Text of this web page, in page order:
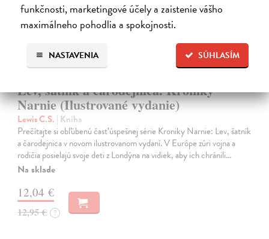
funkčnosti, marketingové účely a zaistenie vášho
maximálneho pohodlia a spokojnosti.
SÚHLASÍM
NASTAVENIA
Lev, šatník a čarodejnica. Kroniky
Narnie (Ilustrované vydanie)
Lewis C.S. | Kniha
Prečítajte si obľúbenú časť úspešnej série Kroniky Narnie: Lev, šatník
a čarodejnica v novom ilustrovanom vydaní. V Európe zúri vojna a
rodičia posielajú svoje deti z Londýna na vidiek, aby ich chránili…
Na sklade
12,04 €
12,95 € ?